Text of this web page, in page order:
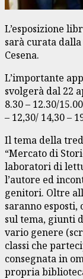
L’esposizione
sarà curata
Cesena.
L’importante
svolgerà dal 22
8.30 – 12.30/
– 12,30/ 14,30 –
Il tema della
“Mercato di
laboratori di
l’autore ed
genitori. Oltre
saranno
sul tema, giunti
vario genere
classi che
consegnata in
propria